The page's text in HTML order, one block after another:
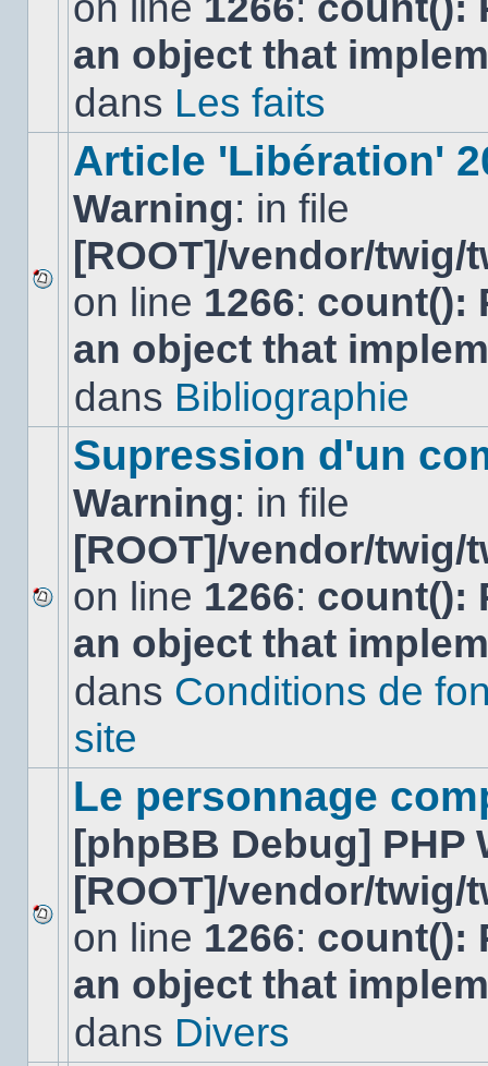
Aucun
nouveau
message
non-
dans
an object that
dans Les faits
Aucun
nouveau
message
non-
dans
Article 'Libération'
Warning: in file
[ROOT]/vendor/
on line 1266: count():
an object that
dans Bibliographie
Aucun
nouveau
message
sujet.
Supression d'un
Warning: in file
[ROOT]/vendor/
on line 1266: count():
an object that
dans Conditions de
site
Aucun
nouveau
message
non-
dans
Le personnage
[phpBB Debug] PHP
[ROOT]/vendor/
on line 1266: count():
an object that
dans Divers